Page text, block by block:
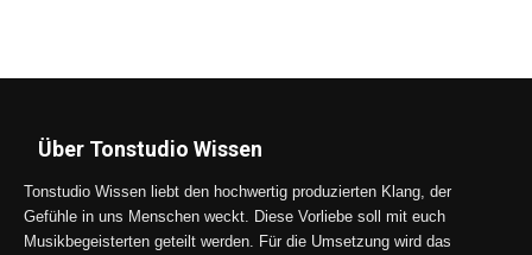
Über Tonstudio Wissen
Tonstudio Wissen liebt den hochwertig produzierten Klang, der
Gefühle in uns Menschen weckt. Diese Vorliebe soll mit euch
Musikbegeisterten geteilt werden. Für die Umsetzung wird das